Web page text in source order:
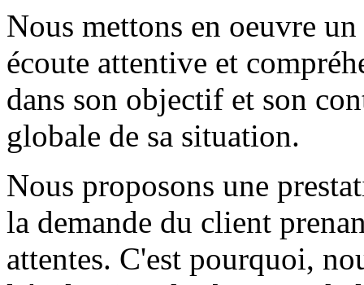
Nous mettons en oeuvre
écoute attentive et
dans son objectif et son
globale de sa situation.
Nous proposons une
la demande du client
attentes. C'est pourquoi,